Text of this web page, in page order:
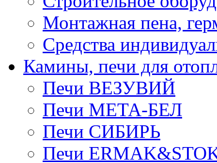
Монтажная пена,
Средства
Камины, печи для
Печи ВЕЗУВИЙ
Печи МЕТА-БЕЛ
Печи СИБИРЬ
Печи